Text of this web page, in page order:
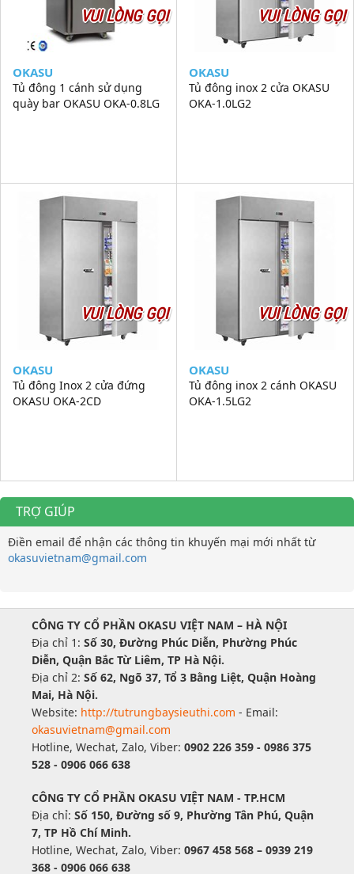
VUI LÒNG GỌI
OKASU
Tủ đông 1 cánh sử dụng
quày bar OKASU OKA-0.8LG
VUI LÒNG GỌI
OKASU
Tủ đông inox 2 cửa OKASU
OKA-1.0LG2
VUI LÒNG GỌI
OKASU
Tủ đông Inox 2 cửa đứng
OKASU OKA-2CD
VUI LÒNG GỌI
OKASU
Tủ đông inox 2 cánh OKASU
OKA-1.5LG2
TRỢ GIÚP
Điền email để nhận các thông tin khuyến mại mới nhất từ
okasuvietnam@gmail.com
CÔNG TY CỔ PHẦN OKASU VIỆT NAM – HÀ NỘI
Địa chỉ 1: Số 30, Đường Phúc Diễn, Phường Phúc
Diễn, Quận Bắc Từ Liêm, TP Hà Nội.
Địa chỉ 2: Số 62, Ngõ 37, Tổ 3 Bằng Liệt, Quận Hoàng
Mai, Hà Nội.
Website: http://tutrungbaysieuthi.com - Email:
okasuvietnam@gmail.com
Hotline, Wechat, Zalo, Viber: 0902 226 359 - 0986 375
528 - 0906 066 638
CÔNG TY CỔ PHẦN OKASU VIỆT NAM - TP.HCM
Địa chỉ: Số 150, Đường số 9, Phường Tân Phú, Quận
7, TP Hồ Chí Minh.
Hotline, Wechat, Zalo, Viber: 0967 458 568 – 0939 219
368 - 0906 066 638